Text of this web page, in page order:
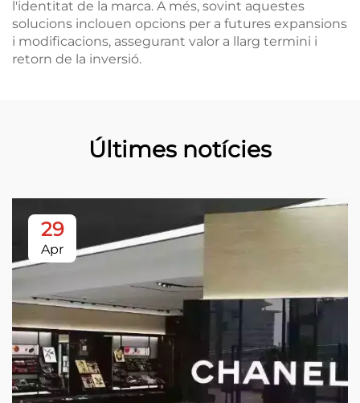
l'identitat de la marca. A més, sovint aquestes
solucions inclouen opcions per a futures expansions
i modificacions, assegurant valor a llarg termini i
retorn de la inversió.
Últimes notícies
29
Apr